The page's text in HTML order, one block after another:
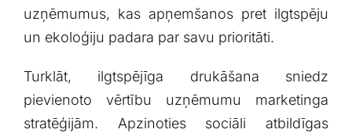
uzņēmumus, kas apņemšanos ‍pret ilgtspēju
un ekoloģiju padara par savu prioritāti.
Turklāt, ilgtspējīga ⁣drukāšana sniedz
pievienoto vērtību uzņēmumu marketinga
⁢stratēģijām. Apzinoties ​sociāli atbildīgas